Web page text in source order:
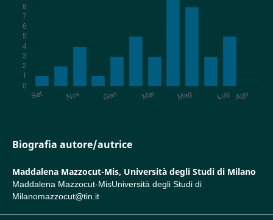
Biografia autore/autrice
Maddalena Mazzocut-Mis, Università degli Studi di Milano
Maddalena Mazzocut-MisUniversità degli Studi di
Milanomazzocut@tin.it